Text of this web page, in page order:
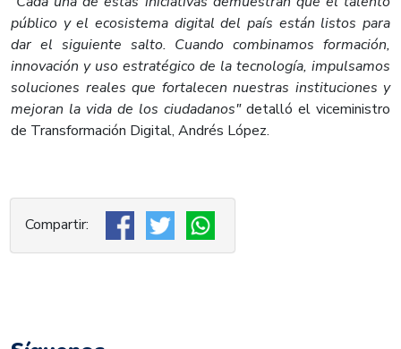
público y el ecosistema digital del país están listos para
dar el siguiente salto. Cuando combinamos formación,
innovación y uso estratégico de la tecnología, impulsamos
soluciones reales que fortalecen nuestras instituciones y
mejoran la vida de los ciudadanos"detalló el viceministro
de Transformación Digital, Andrés López.